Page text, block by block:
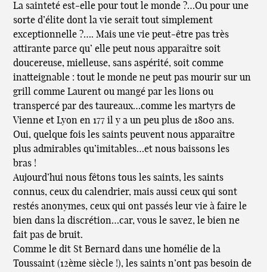
La sainteté est-elle pour tout le monde ?…Ou pour une
sorte d’élite dont la vie serait tout simplement
exceptionnelle ?…. Mais une vie peut-être pas très
attirante parce qu’ elle peut nous apparaître soit
doucereuse, mielleuse, sans aspérité, soit comme
inatteignable : tout le monde ne peut pas mourir sur un
grill comme Laurent ou mangé par les lions ou
transpercé par des taureaux…comme les martyrs de
Vienne et Lyon en 177 il y a un peu plus de 1800 ans.
Oui, quelque fois les saints peuvent nous apparaître
plus admirables qu’imitables…et nous baissons les
bras !
Aujourd’hui nous fêtons tous les saints, les saints
connus, ceux du calendrier, mais aussi ceux qui sont
restés anonymes, ceux qui ont passés leur vie à faire le
bien dans la discrétion…car, vous le savez, le bien ne
fait pas de bruit.
Comme le dit St Bernard dans une homélie de la
Toussaint (12ème siècle !), les saints n’ont pas besoin de